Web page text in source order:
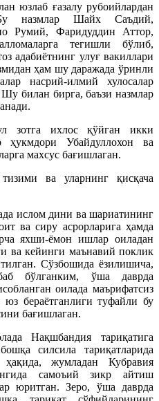
юзлаб ғазалу рубоийлардан
Бу назмлар Шайх Саъдий,
Румий, Фаридуддин Аттор,
тегишли бўлиб,
адабиётнинг улуғ вакиллари
ҳам шу даражада ўринли
насрий-илмий хулосалар
билан бирга, баъзи назмлар
зотга ихлос қўйган икки
ҳукмдори Убайдуллохон ва
махсус бағишлаган.
ва уларнинг қисқача
ислом дини ва шариатининг
ва сиру асрорларига ҳамда
яхши-ёмон ишлар оиладан
ва кейинги маънавий поклик
Сўзбошида ёзилишича,
бўлганким, ўша даврда
оилада маърифатсиз
юз бераётганлиги туфайли бу
бағишлаган.
Нақшбандия тариқатига
силсила тариқатларида
жумладан Кубравия
самоъий зикр айтиш
юритган. Зеро, ўша даврда